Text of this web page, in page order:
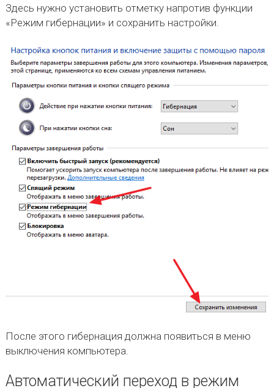
Здесь нужно установить отметку напротив функции
«Режим гибернации» и сохранить настройки.
После этого гибернация должна появиться в меню
выключения компьютера.
Автоматический переход в режим